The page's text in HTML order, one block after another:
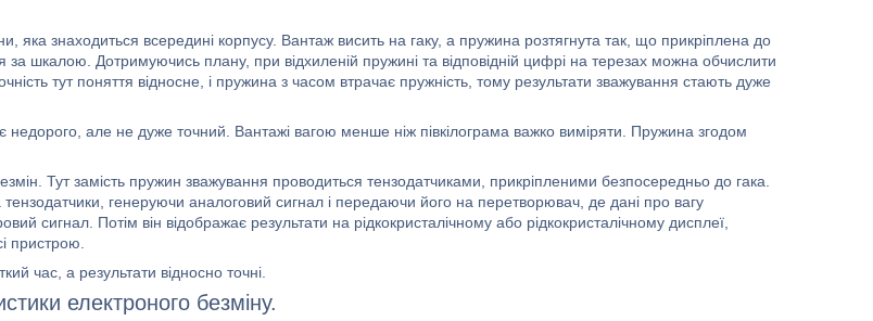
яка знаходиться всередині корпусу. Вантаж висить на гаку, а пружина розтягнута так, що прикріплена до
за шкалою. Дотримуючись плану, при відхиленій пружині та відповідній цифрі на терезах можна обчислити
тут поняття відносне, і пружина з часом втрачає пружність, тому результати зважування стають дуже
недорого, але не дуже точний. Вантажі вагою менше ніж півкілограма важко виміряти. Пружина згодом
Тут замість пружин зважування проводиться тензодатчиками, прикріпленими безпосередньо до гака.
генеруючи аналоговий сигнал і передаючи його на перетворювач, де дані про вагу
сигнал. Потім він відображає результати на рідкокристалічному або рідкокристалічному дисплеї,
пристрою.
час, а результати відносно точні.
електроного безміну.